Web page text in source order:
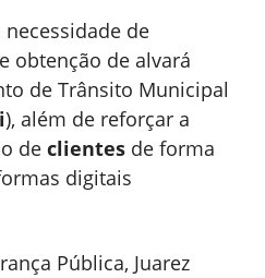
necessidade de
e obtenção de alvará
de Trânsito Municipal
), além de reforçar a
de clientes de forma
digitais
Pública, Juarez